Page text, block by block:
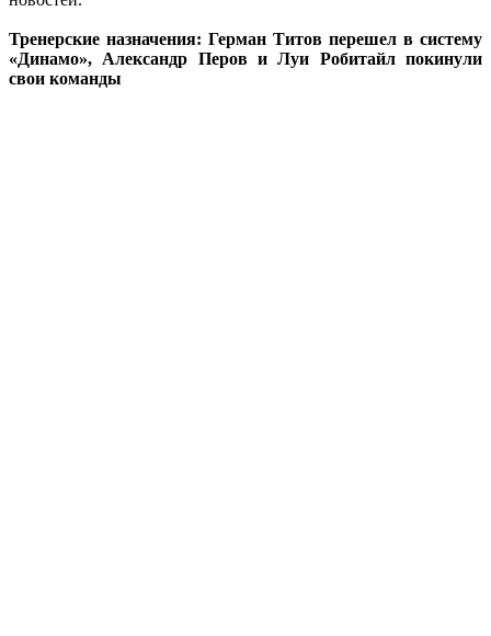
Тренерские назначения: Герман Титов перешел в систему
«Динамо», Александр Перов и Луи Робитайл покинули
свои команды